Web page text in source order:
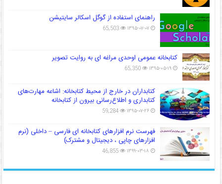
راهنمای استفاده از گوگل اسکالر سایتیشن
۱۳۹۵-۰۷-۰۷ 65,503
کتابخانه عمومی اوحدی مراغه ای به روایت تصویر
۱۳۹۵-۰۵-۱۹ 65,350
کتابداران در خارج از محیط کتابخانه: اشاعه مهارت‌های
کتابداری و اطلاع‌رسانی بیرون از کتابخانه
۱۳۹۵-۰۷-۲۶ 59,284
فهرست نرم افزارهای کتابخانه ای فارسی – داخلی (نرم
افزارهای چاپی ، دیجیتال و مشترک)
۱۳۹۹-۰۳-۱۸ 46,855